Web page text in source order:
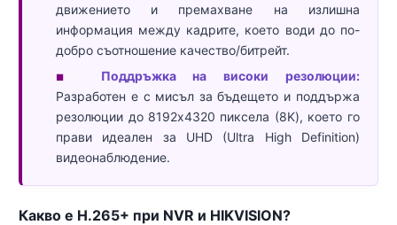
движението и премахване на излишна
информация между кадрите, което води до по-
добро съотношение качество/битрейт.
■
Поддръжка на високи резолюции:
Разработен е с мисъл за бъдещето и поддържа
резолюции до 8192x4320 пиксела (8K), което го
прави идеален за UHD (Ultra High Definition)
видеонаблюдение.
Какво е H.265+ при NVR и HIKVISION?